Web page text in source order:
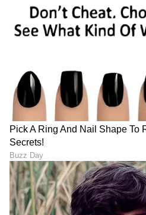
DOWNLOAD APP